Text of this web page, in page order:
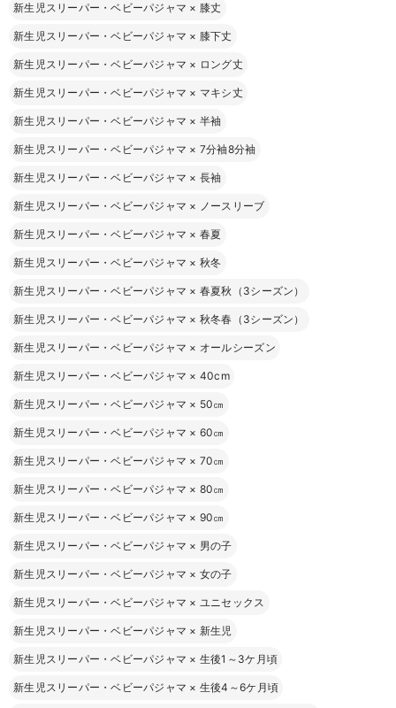
新生児スリーパー・ベビーパジャマ × 膝丈
新生児スリーパー・ベビーパジャマ × 膝下丈
新生児スリーパー・ベビーパジャマ × ロング丈
新生児スリーパー・ベビーパジャマ × マキシ丈
新生児スリーパー・ベビーパジャマ × 半袖
新生児スリーパー・ベビーパジャマ × 7分袖8分袖
新生児スリーパー・ベビーパジャマ × 長袖
新生児スリーパー・ベビーパジャマ × ノースリーブ
新生児スリーパー・ベビーパジャマ × 春夏
新生児スリーパー・ベビーパジャマ × 秋冬
新生児スリーパー・ベビーパジャマ × 春夏秋（3シーズン）
新生児スリーパー・ベビーパジャマ × 秋冬春（3シーズン）
新生児スリーパー・ベビーパジャマ × オールシーズン
新生児スリーパー・ベビーパジャマ × 40cm
新生児スリーパー・ベビーパジャマ × 50㎝
新生児スリーパー・ベビーパジャマ × 60㎝
新生児スリーパー・ベビーパジャマ × 70㎝
新生児スリーパー・ベビーパジャマ × 80㎝
新生児スリーパー・ベビーパジャマ × 90㎝
新生児スリーパー・ベビーパジャマ × 男の子
新生児スリーパー・ベビーパジャマ × 女の子
新生児スリーパー・ベビーパジャマ × ユニセックス
新生児スリーパー・ベビーパジャマ × 新生児
新生児スリーパー・ベビーパジャマ × 生後1～3ケ月頃
新生児スリーパー・ベビーパジャマ × 生後4～6ケ月頃